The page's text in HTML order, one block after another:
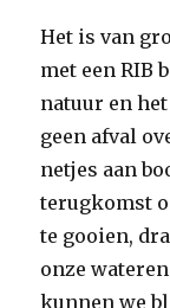
Het is van
met een RIB
natuur en
geen afval
netjes aan
terugkomst
te gooien,
onze
kunnen we